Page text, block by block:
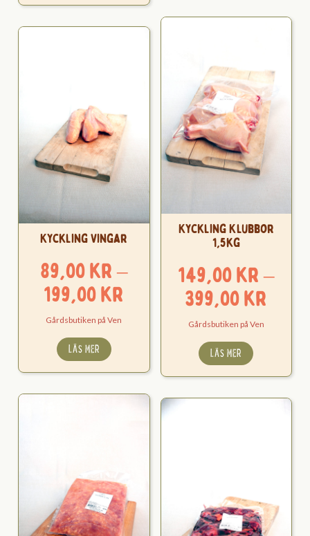
Kyckling Klubbor
1,5kg
149,00kr–
399,00kr
Gårdsbutiken på Ven
LÄS MER
Kyckling Vingar
89,00kr–
199,00kr Prisintervall:
89,00 kr
199,00 kr
Gårdsbutiken på Ven
LÄS MER